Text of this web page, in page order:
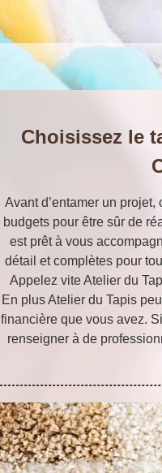
Choisissez le
Avant d’entamer un
budgets pour être sûr de
est prêt à vous
détail et complètes pour
Appelez vite Atelier du
En plus Atelier du Tapis
financière que vous avez.
renseigner à de